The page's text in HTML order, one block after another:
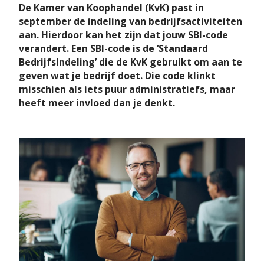
De Kamer van Koophandel (KvK) past in
september de indeling van bedrijfsactiviteiten
aan. Hierdoor kan het zijn dat jouw SBI-code
verandert. Een SBI-code is de ‘Standaard
BedrijfsIndeling’ die de KvK gebruikt om aan te
geven wat je bedrijf doet. Die code klinkt
misschien als iets puur administratiefs, maar
heeft meer invloed dan je denkt.